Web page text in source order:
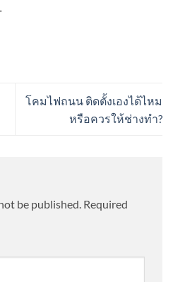
โคมไฟถนน ติดตั้งเองได้ไหม
หรือควรให้ช่างทำ?
be published. Required